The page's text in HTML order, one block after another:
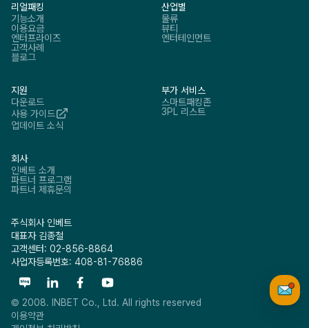
리얼패킹
기능소개
이용요금
엔터프라이즈
고객사례
블로그
산업별
물류
뷰티
엔터테인먼트
지원
다운로드
사용 가이드
업데이트 소식
부가 서비스
스마트패킹존
3PL 리스트
회사
인베트 소개
파트너 프로그램
파트너 제휴문의
주식회사 인베트
대표자 김종철
고객센터: 02-856-8864
사업자등록번호: 408-81-76886
© 2008. INBET Co., Ltd. All rights reserved
이용약관